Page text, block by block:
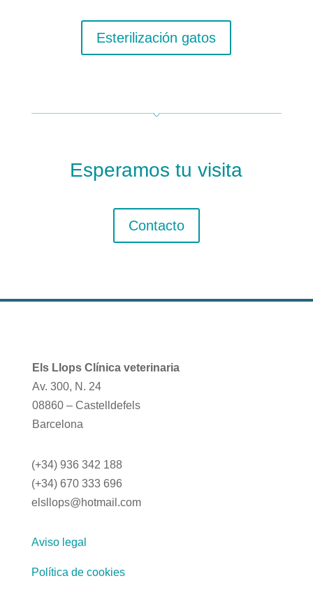
Esterilización gatos
Esperamos tu visita
Contacto
Els Llops Clínica veterinaria
Av. 300, N. 24
08860 – Castelldefels
Barcelona
(+34) 936 342 188
(+34) 670 333 696
elsllops@hotmail.com
Aviso legal
Política de cookies